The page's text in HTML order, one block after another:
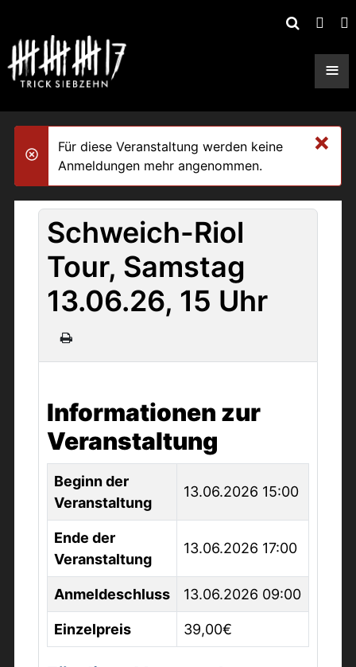
≡
×
danger
Für diese Veranstaltung werden keine
Anmeldungen mehr angenommen.
Schweich-Riol
Tour, Samstag
13.06.26, 15 Uhr
Informationen zur
Veranstaltung
Beginn der
Veranstaltung
13.06.2026 15:00
Ende der
Veranstaltung
13.06.2026 17:00
Anmeldeschluss 13.06.2026 09:00
Einzelpreis 39,00€